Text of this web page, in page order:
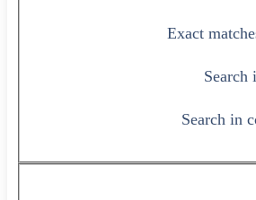
Exact
Search in